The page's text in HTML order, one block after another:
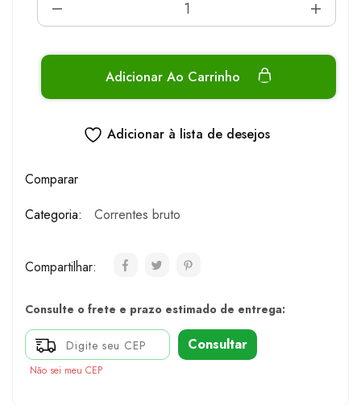
Adicionar Ao Carrinho
Adicionar à lista de desejos
Comparar
Categoria:
Correntes bruto
Compartilhar:
Consulte o frete e prazo estimado de entrega:
Consultar
Não sei meu CEP